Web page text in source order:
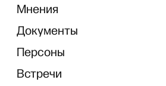
Мнения
Документы
Персоны
Встречи